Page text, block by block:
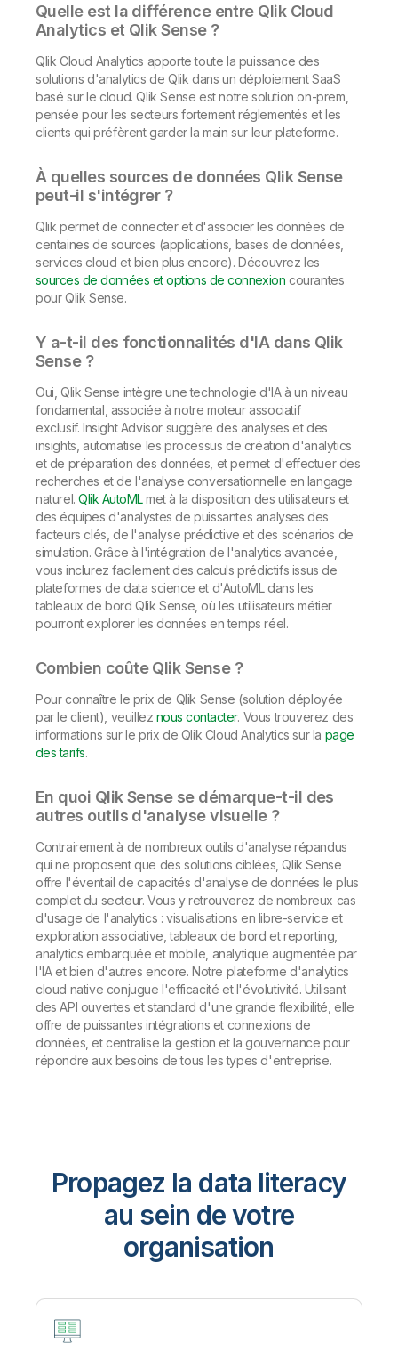
Quelle est la différence entre Qlik Cloud
Analytics et Qlik Sense ?
Qlik Cloud Analytics apporte toute la puissance des
solutions d'analytics de Qlik dans un déploiement SaaS
basé sur le cloud. Qlik Sense est notre solution on-prem,
pensée pour les secteurs fortement réglementés et les
clients qui préfèrent garder la main sur leur plateforme.
À quelles sources de données Qlik Sense
peut-il s'intégrer ?
Qlik permet de connecter et d'associer les données de
centaines de sources (applications, bases de données,
services cloud et bien plus encore). Découvrez les
sources de données et options de connexion courantes
pour Qlik Sense.
Y a-t-il des fonctionnalités d'IA dans Qlik
Sense ?
Oui, Qlik Sense intègre une technologie d'IA à un niveau
fondamental, associée à notre moteur associatif
exclusif. Insight Advisor suggère des analyses et des
insights, automatise les processus de création d'analytics
et de préparation des données, et permet d'effectuer des
recherches et de l'analyse conversationnelle en langage
naturel.Qlik AutoMLmet à la disposition des utilisateurs et
des équipes d'analystes de puissantes analyses des
facteurs clés, de l'analyse prédictive et des scénarios de
simulation. Grâce à l'intégration de l'analytics avancée,
vous inclurez facilement des calculs prédictifs issus de
plateformes de data science et d'AutoML dans les
tableaux de bord Qlik Sense, où les utilisateurs métier
pourront explorer les données en temps réel.
Combien coûte Qlik Sense ?
Pour connaître le prix de Qlik Sense (solution déployée
par le client), veuillez nous contacter. Vous trouverez des
informations sur le prix de Qlik Cloud Analytics sur la page
des tarifs.
En quoi Qlik Sense se démarque-t-il des
autres outils d'analyse visuelle ?
Contrairement à de nombreux outils d'analyse répandus
qui ne proposent que des solutions ciblées, Qlik Sense
offre l'éventail de capacités d'analyse de données le plus
complet du secteur. Vous y retrouverez de nombreux cas
d'usage de l'analytics : visualisations en libre-service et
exploration associative, tableaux de bord et reporting,
analytics embarquée et mobile, analytique augmentée par
l'IA et bien d'autres encore. Notre plateforme d'analytics
cloud native conjugue l'efficacité et l'évolutivité. Utilisant
des API ouvertes et standard d'une grande flexibilité, elle
offre de puissantes intégrations et connexions de
données, et centralise la gestion et la gouvernance pour
répondre aux besoins de tous les types d'entreprise.
Propagez la data literacy
au sein de votre
organisation